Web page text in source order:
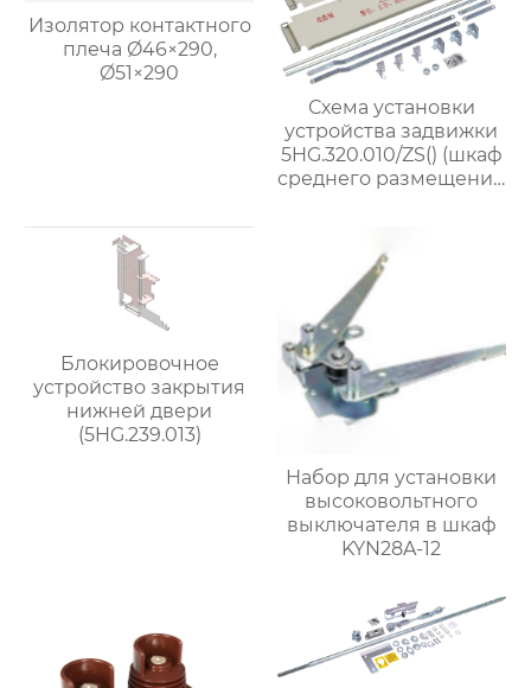
Изолятор контактного
плеча Ø46×290,
Ø51×290
Схема установки
устройства задвижки
5HG.320.010/ZS() (шкаф
среднего размещения
Блокировочное
устройство закрытия
нижней двери
(5HG.239.013)
Набор для установки
высоковольтного
выключателя в шкаф
KYN28A-12